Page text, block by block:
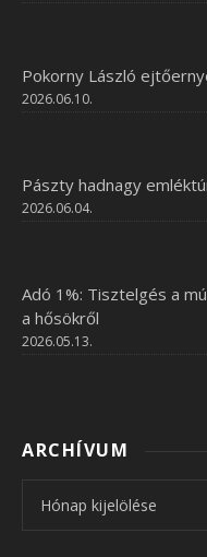
Pokorny László
2026.06.10.
Pászty hadnagy
2026.06.04.
Adó 1%: Tisztelgés a
a hősökről
2026.05.13.
ARCHÍVUM